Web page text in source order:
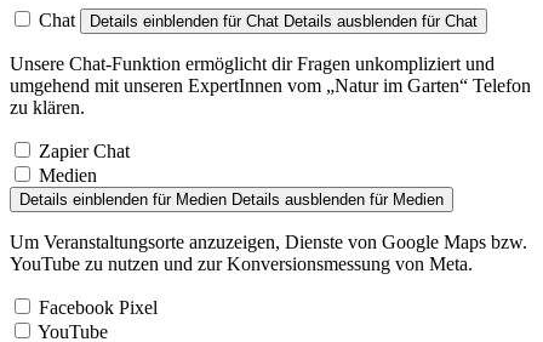
Chat Details einblenden für Chat Details ausblenden für Chat
Unsere Chat-Funktion ermöglicht dir Fragen unkompliziert und
umgehend mit unseren ExpertInnen vom „Natur im Garten“ Telefon
zu klären.
Zapier Chat
Medien
Details einblenden für Medien Details ausblenden für Medien
Um Veranstaltungsorte anzuzeigen, Dienste von Google Maps bzw.
YouTube zu nutzen und zur Konversionsmessung von Meta.
Facebook Pixel
YouTube